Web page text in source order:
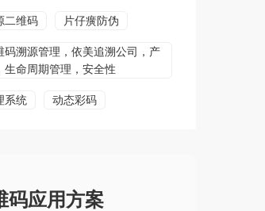
二维码 片仔癀防伪
码溯源管理，依美追溯公司，产
生命周期管理，安全性
系统 动态彩码
码应用方案